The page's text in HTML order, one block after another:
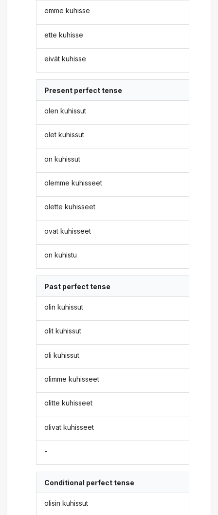
emme kuhisse
ette kuhisse
eivät kuhisse
Present perfect tense
olen kuhissut
olet kuhissut
on kuhissut
olemme kuhisseet
olette kuhisseet
ovat kuhisseet
on kuhistu
Past perfect tense
olin kuhissut
olit kuhissut
oli kuhissut
olimme kuhisseet
olitte kuhisseet
olivat kuhisseet
-
Conditional perfect tense
olisin kuhissut